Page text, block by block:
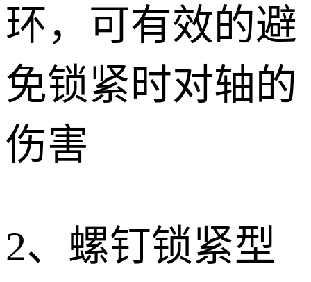
环，可有效的避
免锁紧时对轴的
伤害
2、 螺钉锁紧型